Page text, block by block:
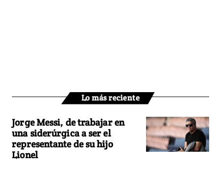
Lo más reciente
Jorge Messi, de trabajar en
una siderúrgica a ser el
representante de su hijo
Lionel